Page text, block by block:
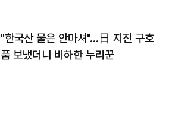
"한국산 물은 안마셔"…日 지진 구호
품 보냈더니 비하한 누리꾼